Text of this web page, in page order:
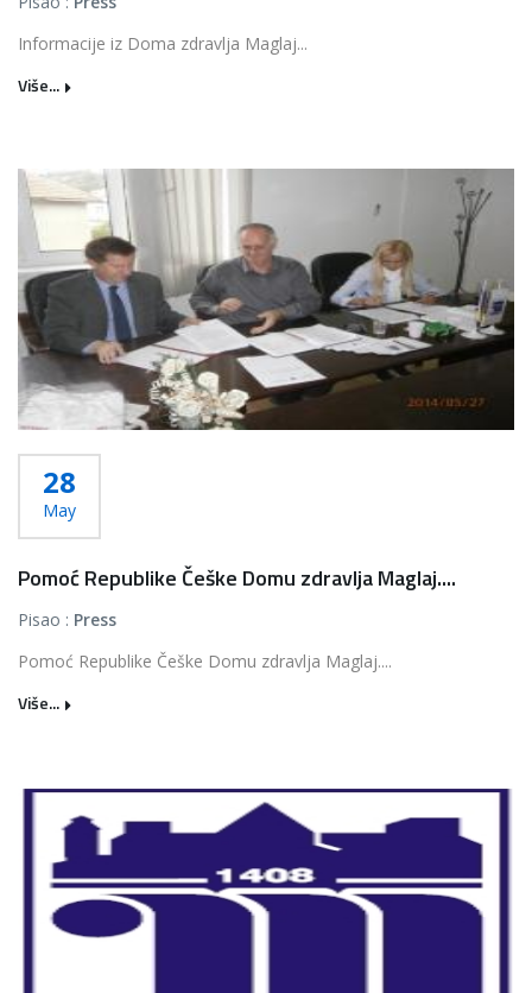
Informacije iz Doma zdravlja Maglaj...
Više...
28
May
Pomoć Republike Češke Domu zdravlja Maglaj....
Pisao : Press
Pomoć Republike Češke Domu zdravlja Maglaj....
Više...